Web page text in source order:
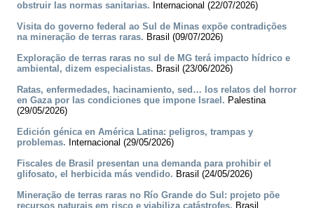
obstruir las normas sanitarias. Internacional (22/07/2026)
Visita do governo federal ao Sul de Minas expõe contradições
na mineração de terras raras. Brasil (09/07/2026)
Exploração de terras raras no sul de MG terá impacto hídrico e
ambiental, dizem especialistas. Brasil (23/06/2026)
Ratas, enfermedades, hacinamiento, sed… los relatos del horror
en Gaza por las condiciones que impone Israel. Palestina
(29/05/2026)
Edición génica en América Latina: peligros, trampas y
problemas. Internacional (29/05/2026)
Fiscales de Brasil presentan una demanda para prohibir el
glifosato, el herbicida más vendido. Brasil (24/05/2026)
Mineração de terras raras no Río Grande do Sul: projeto põe
recursos naturais em risco e viabiliza catástrofes. Brasil